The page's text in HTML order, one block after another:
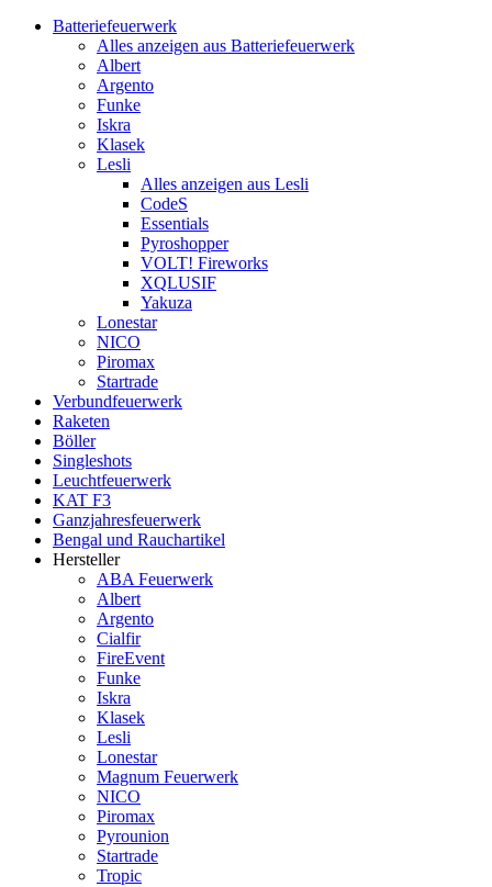
Batteriefeuerwerk
Alles anzeigen aus Batteriefeuerwerk
Albert
Argento
Funke
Iskra
Klasek
Lesli
Alles anzeigen aus Lesli
CodeS
Essentials
Pyroshopper
VOLT! Fireworks
XQLUSIF
Yakuza
Lonestar
NICO
Piromax
Startrade
Verbundfeuerwerk
Raketen
Böller
Singleshots
Leuchtfeuerwerk
KAT F3
Ganzjahresfeuerwerk
Bengal und Rauchartikel
Hersteller
ABA Feuerwerk
Albert
Argento
Cialfir
FireEvent
Funke
Iskra
Klasek
Lesli
Lonestar
Magnum Feuerwerk
NICO
Piromax
Pyrounion
Startrade
Tropic